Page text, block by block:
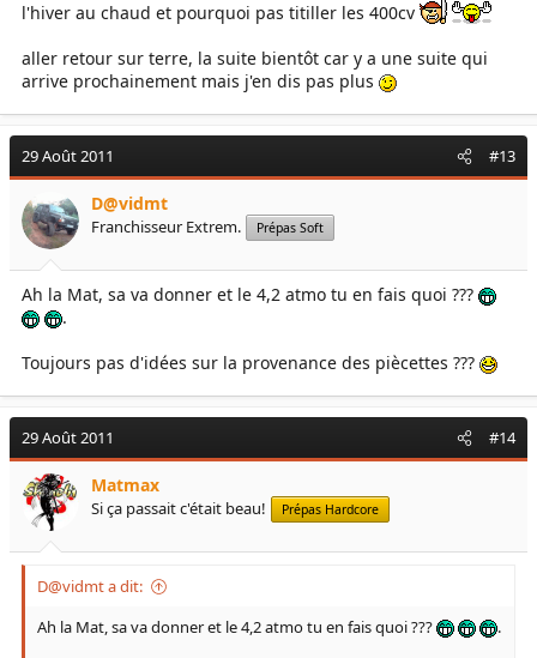
l'hiver au chaud et pourquoi pas titiller les 400cv
aller retour sur terre, la suite bientôt car y a une suite qui
arrive prochainement mais j'en dis pas plus
29 Août 2011 #13
D@vidmt
Franchisseur Extrem. Prépas Soft
Ah la Mat, sa va donner et le 4,2 atmo tu en fais quoi ???
.
Toujours pas d'idées sur la provenance des piècettes ???
29 Août 2011 #14
Matmax
Si ça passait c'était beau! Prépas Hardcore
D@vidmt a dit:
Ah la Mat, sa va donner et le 4,2 atmo tu en fais quoi ???
.